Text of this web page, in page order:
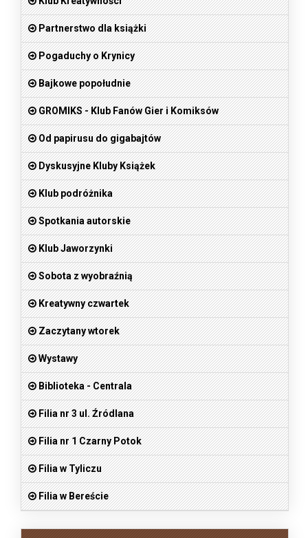
Partnerstwo dla książki
Pogaduchy o Krynicy
Bajkowe popołudnie
GROMIKS - Klub Fanów Gier i Komiksów
Od papirusu do gigabajtów
Dyskusyjne Kluby Książek
Klub podróżnika
Spotkania autorskie
Klub Jaworzynki
Sobota z wyobraźnią
Kreatywny czwartek
Zaczytany wtorek
Wystawy
Biblioteka - Centrala
Filia nr 3 ul. Źródlana
Filia nr 1 Czarny Potok
Filia w Tyliczu
Filia w Bereście